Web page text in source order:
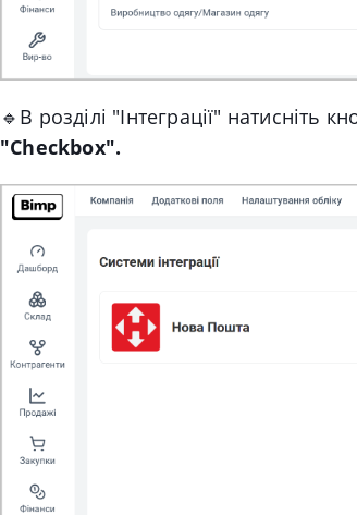
🔹В розділі "Інтеграції" натисніть
"Сheckbox".